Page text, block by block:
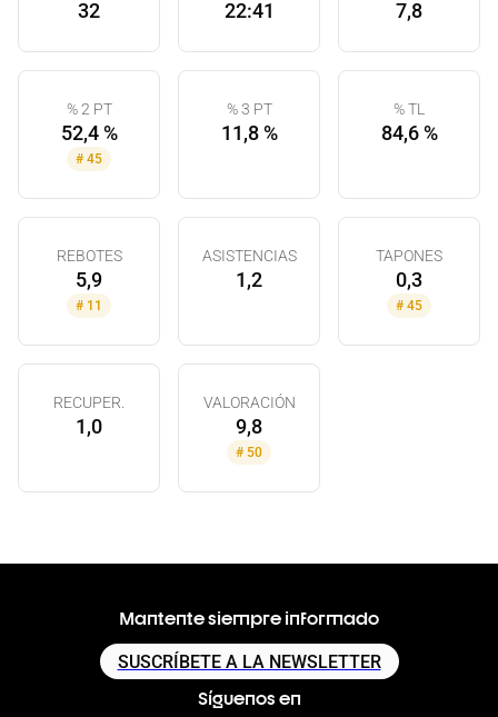
32 22:41 7,8
% 2 PT
52,4 %
# 45
% 3 PT
11,8 %
% TL
84,6 %
REBOTES
5,9
# 11
ASISTENCIAS
1,2
TAPONES
0,3
# 45
RECUPER.
1,0
VALORACIÓN
9,8
# 50
Mantente siempre informado
SUSCRÍBETE A LA NEWSLETTER
Síguenos en